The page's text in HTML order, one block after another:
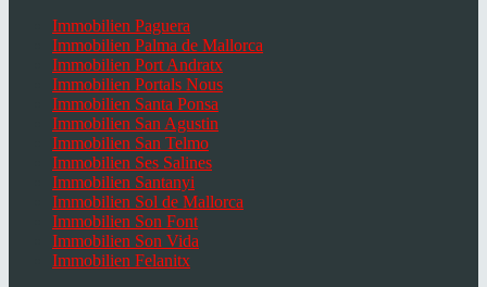
Immobilien Paguera
Immobilien Palma de Mallorca
Immobilien Port Andratx
Immobilien Portals Nous
Immobilien Santa Ponsa
Immobilien San Agustin
Immobilien San Telmo
Immobilien Ses Salines
Immobilien Santanyi
Immobilien Sol de Mallorca
Immobilien Son Font
Immobilien Son Vida
Immobilien Felanitx